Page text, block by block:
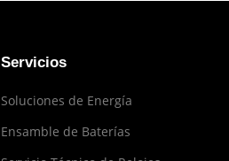
Servicios
Soluciones de Energía
Ensamble de Baterías